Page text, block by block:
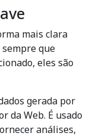
mais clara
sempre que
eles são
gerada por
da Web. É usado
análises,